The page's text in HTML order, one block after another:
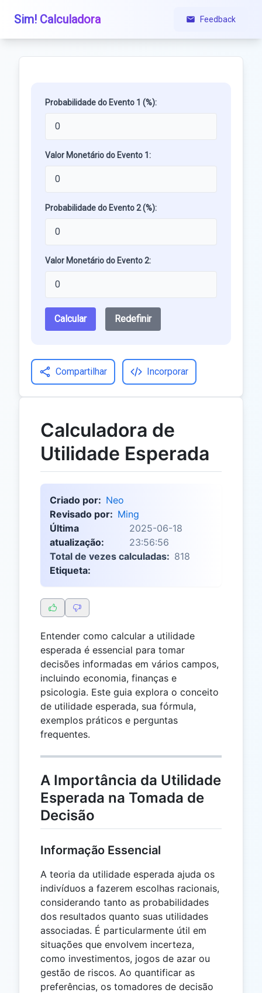
Sim! Calculadora Feedback
Probabilidade do Evento 1 (%):
Valor Monetário do Evento 1:
Probabilidade do Evento 2 (%):
Valor Monetário do Evento 2:
Calcular Redefinir
Compartilhar Incorporar
Calculadora de
Utilidade Esperada
Criado por: Neo
Revisado por: Ming
Última
atualização:
2025-06-18
23:56:56
Total de vezes calculadas: 818
Etiqueta:
Entender como calcular a utilidade
esperada é essencial para tomar
decisões informadas em vários campos,
incluindo economia, finanças e
psicologia. Este guia explora o conceito
de utilidade esperada, sua fórmula,
exemplos práticos e perguntas
frequentes.
A Importância da Utilidade
Esperada na Tomada de
Decisão
Informação Essencial
A teoria da utilidade esperada ajuda os
indivíduos a fazerem escolhas racionais,
considerando tanto as probabilidades
dos resultados quanto suas utilidades
associadas. É particularmente útil em
situações que envolvem incerteza,
como investimentos, jogos de azar ou
gestão de riscos. Ao quantificar as
preferências, os tomadores de decisão